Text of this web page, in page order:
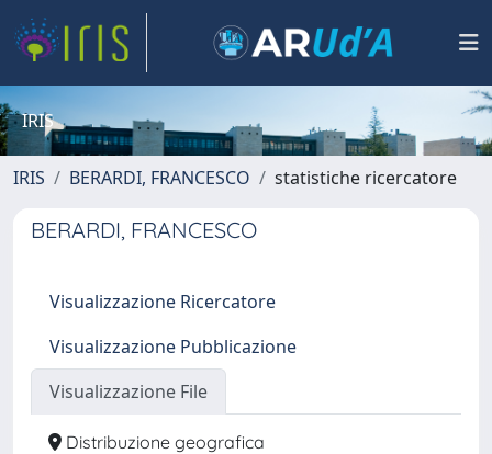
IRIS
IRIS BERARDI, FRANCESCO statistiche ricercatore
BERARDI, FRANCESCO
Visualizzazione Ricercatore
Visualizzazione Pubblicazione
Visualizzazione File
Distribuzione geografica